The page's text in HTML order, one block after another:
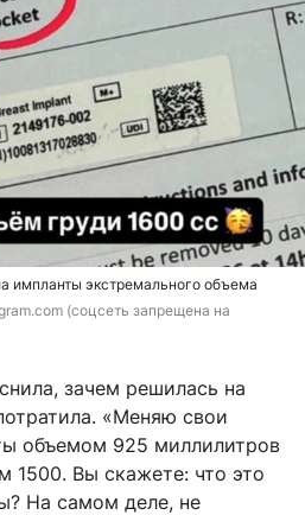
импланты экстремального объема
(соцсеть запрещена на
зачем решилась на
«Меняю свои
объемом 925 миллилитров
1500. Вы скажете: что это
На самом деле, не